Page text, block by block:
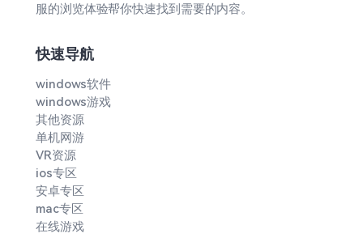
服的浏览体验帮你快速找到需要的内容。
快速导航
windows软件
windows游戏
其他资源
单机网游
VR资源
ios专区
安卓专区
mac专区
在线游戏